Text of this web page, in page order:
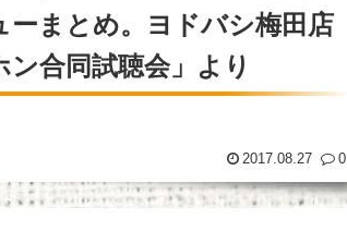
ーまとめ。ヨドバシ梅田店
ン合同試聴会」より
2017.08.27 0